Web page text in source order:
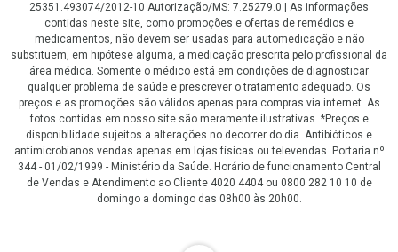
25351.493074/2012-10 Autorização/MS: 7.25279.0 | As informações
contidas neste site, como promoções e ofertas de remédios e
medicamentos, não devem ser usadas para automedicação e não
substituem, em hipótese alguma, a medicação prescrita pelo profissional da
área médica. Somente o médico está em condições de diagnosticar
qualquer problema de saúde e prescrever o tratamento adequado. Os
preços e as promoções são válidos apenas para compras via internet. As
fotos contidas em nosso site são meramente ilustrativas. *Preços e
disponibilidade sujeitos a alterações no decorrer do dia. Antibióticos e
antimicrobianos vendas apenas em lojas físicas ou televendas. Portaria nº
344 - 01/02/1999 - Ministério da Saúde. Horário de funcionamento Central
de Vendas e Atendimento ao Cliente 4020 4404 ou 0800 282 10 10 de
domingo a domingo das 08h00 às 20h00.